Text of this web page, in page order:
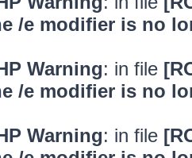
/e modifier is no
Warning: in file
/e modifier is no
Warning: in file